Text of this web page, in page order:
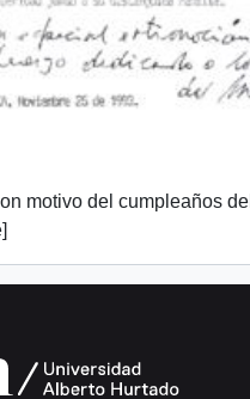
motivo del cumpleaños del